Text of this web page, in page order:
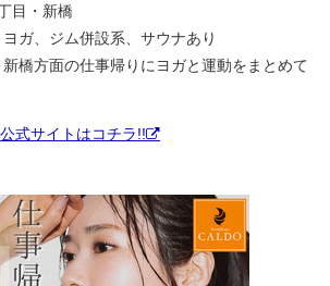
目・新橋
ガ、ジム併設系、サウナあり
新橋方面の仕事帰りにヨガと運動をまとめて
式サイトはコチラ!!